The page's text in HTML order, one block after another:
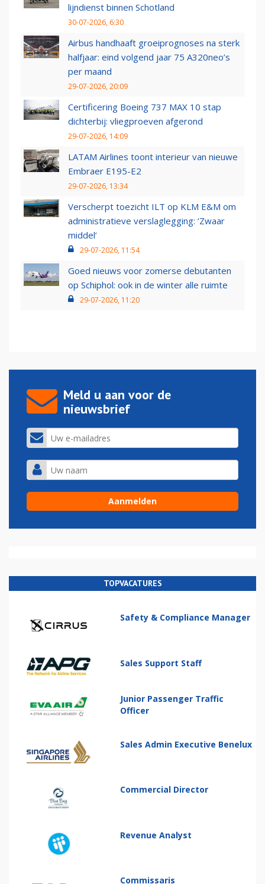
lijndienst binnen Schotland
30-07-2026, 6:30
Airbus handhaaft groeiprognoses na sterk
halfjaar: eind volgend jaar 75 A320neo’s
per maand
29-07-2026, 20:09
Certificering Boeing 737 MAX 10 stap
dichterbij: vliegproeven afgerond
29-07-2026, 14:09
LATAM Airlines toont interieur van nieuwe
Embraer E195-E2
29-07-2026, 13:34
Verscherpt toezicht ILT op KLM E&M om
administratieve verslaglegging: ‘Zwaar
middel’
29-07-2026, 11:54
Goed nieuws voor zomerse debutanten
op Schiphol: ook in de winter alle ruimte
29-07-2026, 11:20
Meld u aan voor de
nieuwsbrief
TOPVACATURES
Safety & Compliance Manager
Sales Support Staff
Junior Passenger Traffic
Officer
Sales Admin Executive Benelux
Commercial Director
Revenue Analyst
Commissaris